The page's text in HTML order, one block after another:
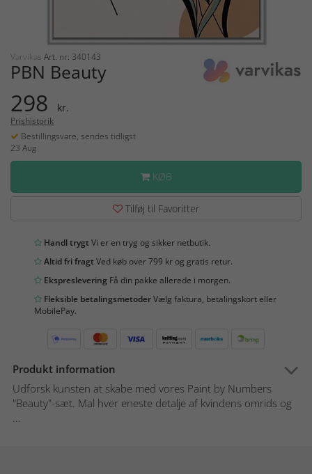
Varvikas Art. nr: 340143
PBN Beauty
298 kr.
Prishistorik
Bestillingsvare, sendes tidligst
23 Aug
KØB
Tilføj til Favoritter
Handl trygtVi er en tryg og sikker netbutik.
Altid fri fragtVed køb over 799 kr og gratis retur.
Ekspreslevering Få din pakke allerede i morgen.
Fleksible betalingsmetoderVælg faktura, betalingskort eller
MobilePay.
Produkt information
Udforsk kunsten at skabe med vores Paint by Numbers
"Beauty"-sæt. Mal hver eneste detalje af kvindens omrids og